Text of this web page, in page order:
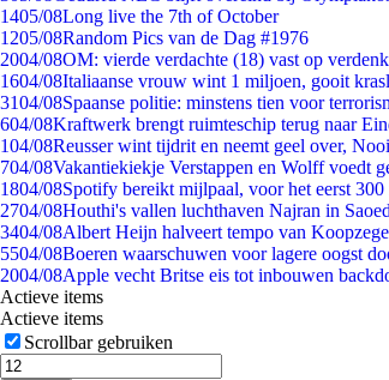
1405/08Long live the 7th of October
1205/08Random Pics van de Dag #1976
2004/08OM: vierde verdachte (18) vast op
1604/08Italiaanse vrouw wint 1 miljoen, gooit
3104/08Spaanse politie: minstens tien voor
604/08Kraftwerk brengt ruimteschip terug naar
104/08Reusser wint tijdrit en neemt geel over,
704/08Vakantiekiekje Verstappen en Wolff voedt
1804/08Spotify bereikt mijlpaal, voor het eerst
2704/08Houthi's vallen luchthaven Najran in
3404/08Albert Heijn halveert tempo van
5504/08Boeren waarschuwen voor lagere oogst
2004/08Apple vecht Britse eis tot inbouwen
Actieve items
Actieve items
Scrollbar gebruiken